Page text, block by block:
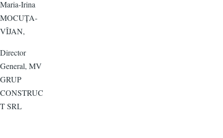
Maria-Irina
MOCUȚA-
VÎJAN,
Director
General, MV
GRUP
CONSTRUC
T SRL